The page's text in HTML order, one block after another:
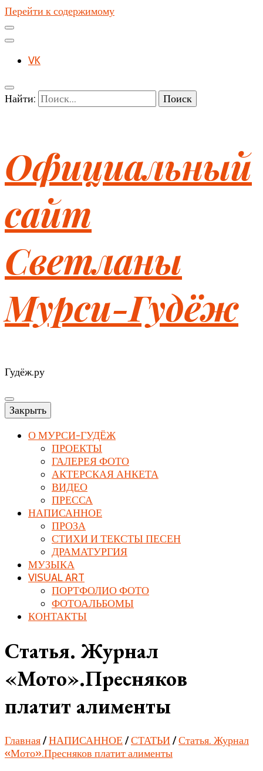
Перейти к содержимому
VK
Найти:
Официальный
сайт
Светланы
Мурси-Гудёж
Гудёж.ру
Закрыть
О МУРСИ-ГУДЁЖ
ПРОЕКТЫ
ГАЛЕРЕЯ ФОТО
АКТЕРСКАЯ АНКЕТА
ВИДЕО
ПРЕССА
НАПИСАННОЕ
ПРОЗА
СТИХИ И ТЕКСТЫ ПЕСЕН
ДРАМАТУРГИЯ
МУЗЫКА
VISUAL ART
ПОРТФОЛИО ФОТО
ФОТОАЛЬБОМЫ
КОНТАКТЫ
Статья. Журнал
«Мото».Пресняков
платит алименты
Главная/НАПИСАННОЕ /СТАТЬИ/Статья. Журнал
«Мото».Пресняков платит алименты